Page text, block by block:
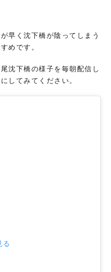
早く沈下橋が陰ってしまう
めです。
沈下橋の様子を毎朝配信し
してみてください。